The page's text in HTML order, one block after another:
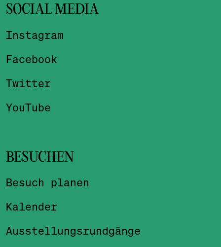
SOCIAL MEDIA
Instagram
Facebook
Twitter
YouTube
BESUCHEN
Besuch planen
Kalender
Ausstellungsrundgänge